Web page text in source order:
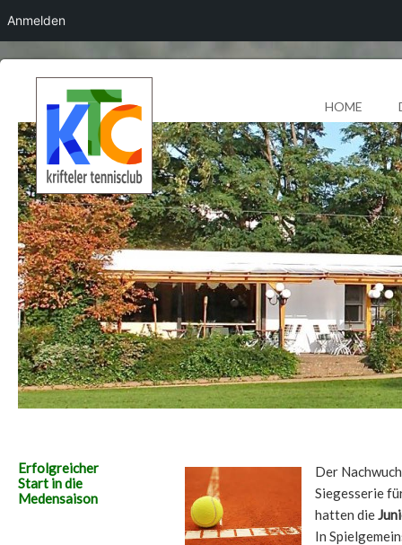
HOME
Erfolgreicher
Start in die
Medensaison
Der
Siegesserie
hatten die
In
Anmelden